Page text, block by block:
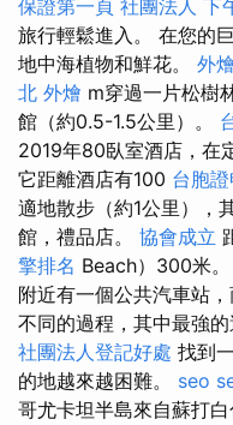
保證第一頁 社團法人 下
旅行輕鬆進入。 在您的
地中海植物和鮮花。 外
北 外燴 m穿過一片松樹
館（約0.5-1.5公里）。
2019年80臥室酒店，在
它距離酒店有100 台胞
適地散步（約1公里），
館，禮品店。 協會成立
擎排名 Beach）300米。
附近有一個公共汽車站
不同的過程，其中最強
社團法人登記好處 找到
的地越來越困難。 seo
哥尤卡坦半島來自蘇打